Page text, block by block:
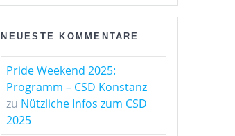
NEUESTE KOMMENTARE
Pride Weekend 2025:
Programm – CSD Konstanz
zu Nützliche Infos zum CSD
2025